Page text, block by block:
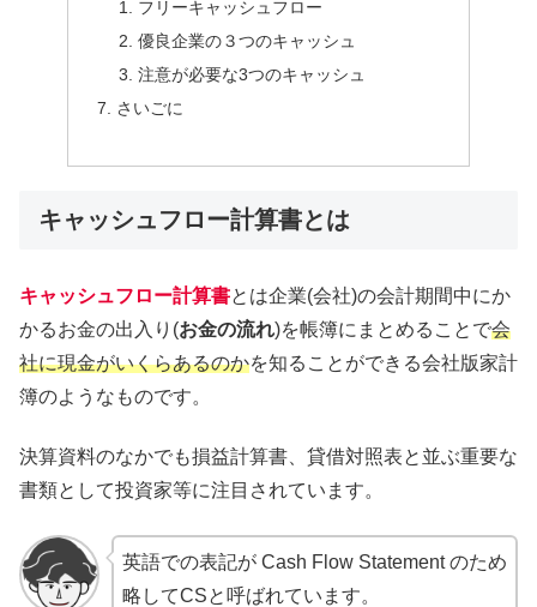
フリーキャッシュフロー
優良企業の３つのキャッシュ
注意が必要な3つのキャッシュ
さいごに
キャッシュフロー計算書とは
キャッシュフロー計算書とは企業(会社)の会計期間中にか
かるお金の出入り(お金の流れ)を帳簿にまとめることで会
社に現金がいくらあるのかを知ることができる会社版家計
簿のようなものです。
決算資料のなかでも損益計算書、貸借対照表と並ぶ重要な
書類として投資家等に注目されています。
英語での表記が Cash Flow Statement のため
略してCSと呼ばれています。